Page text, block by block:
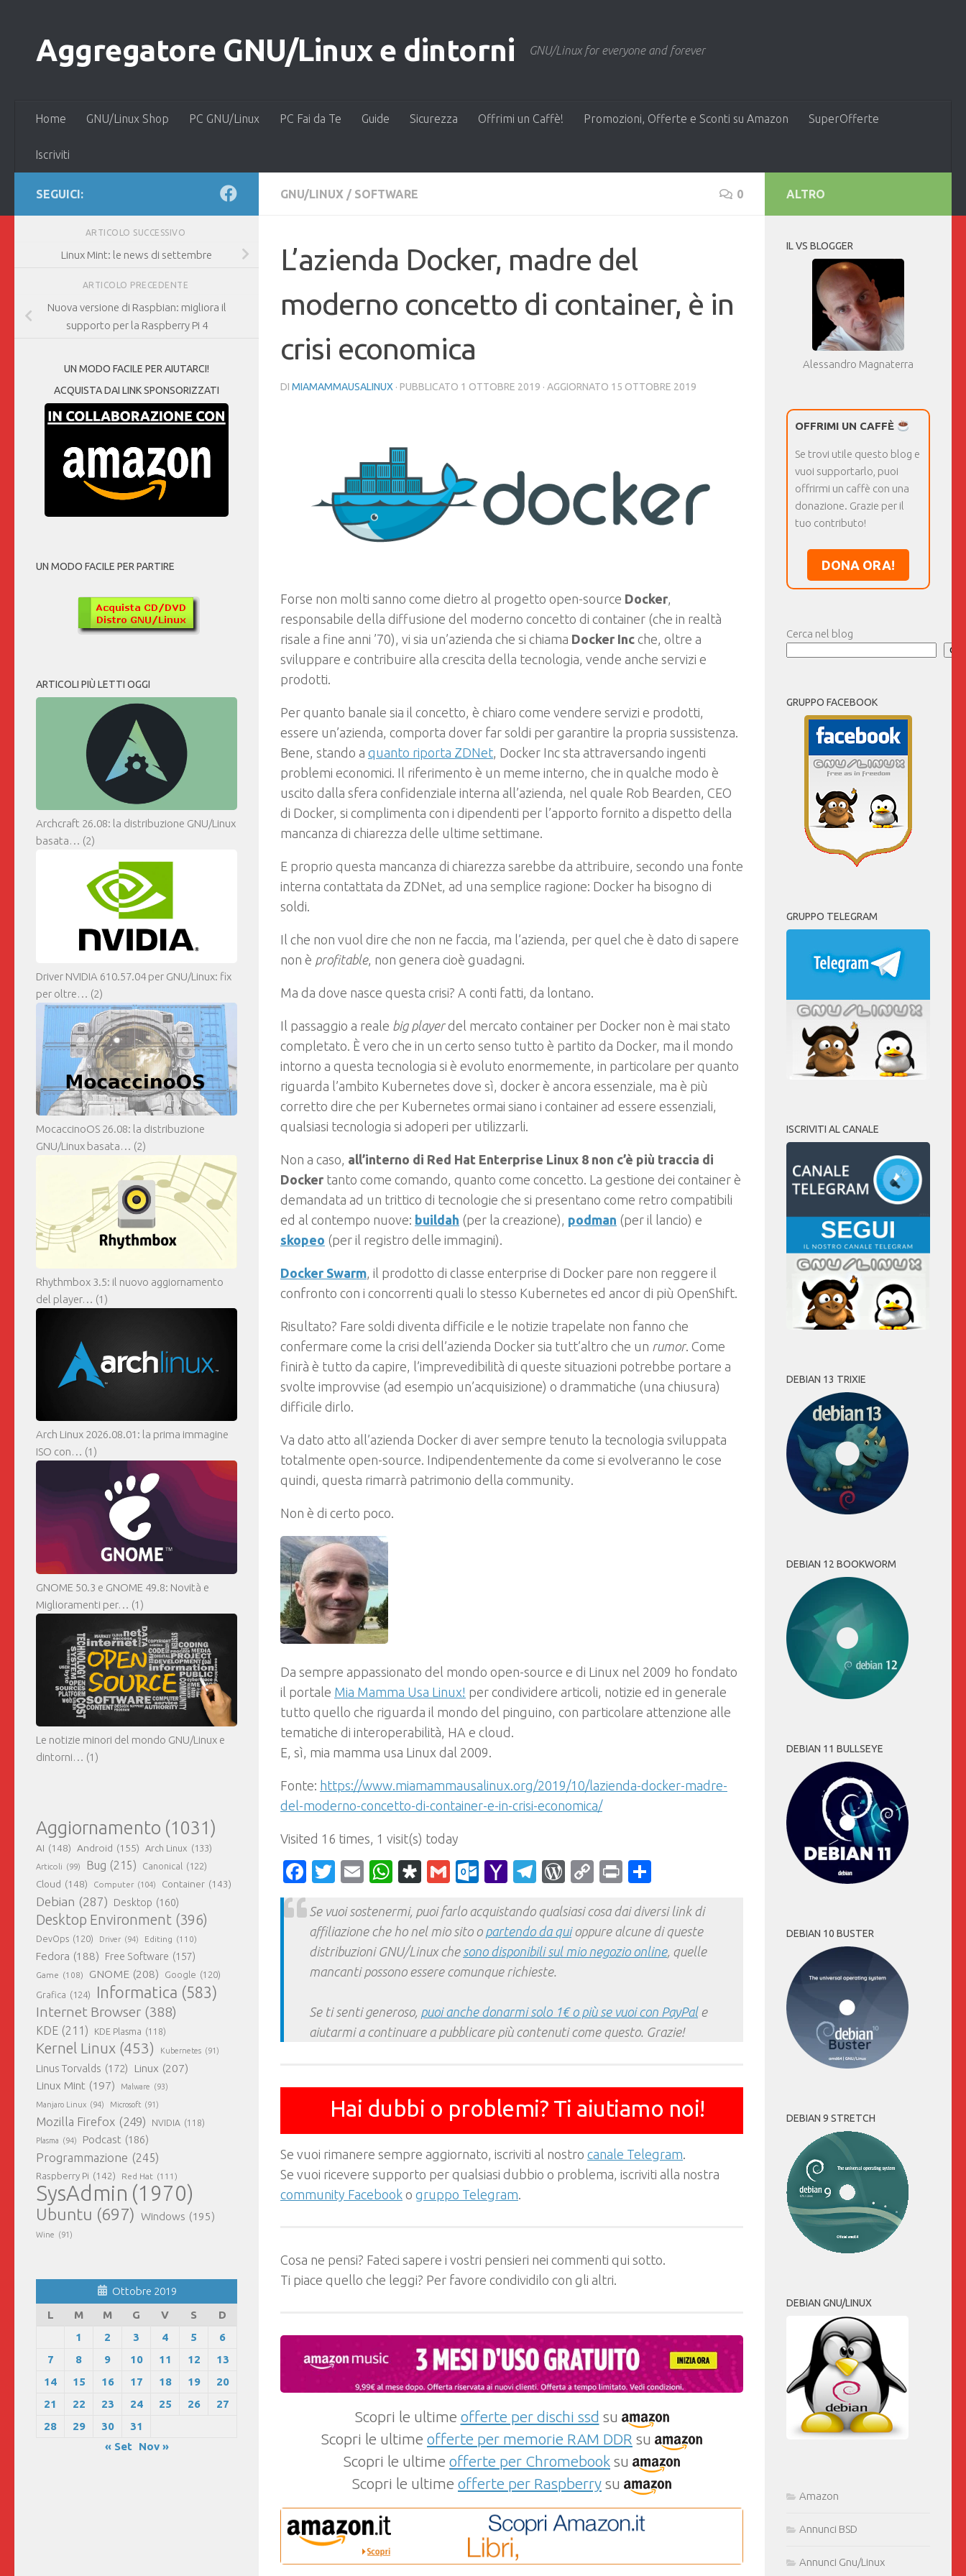
Aggregatore GNU/Linux e dintorni GNU/Linux for everyone and forever
Home GNU/Linux Shop PC GNU/Linux PC Fai da Te Guide Sicurezza Offrimi un Caffè! Promozioni, Offerte e Sconti su Amazon SuperOfferte
Iscriviti
GNU/LINUX / SOFTWARE 0
L’azienda Docker, madre del
moderno concetto di container, è in
crisi economica
DI MIAMAMMAUSALINUX · PUBBLICATO 1 OTTOBRE 2019 · AGGIORNATO 15 OTTOBRE 2019
Forse non molti sanno come dietro al progetto open-source Docker
responsabile della diffusione del moderno concetto di container (che in realtà
risale a fine anni ’70), vi sia un’azienda che si chiama Docker Inc che, oltre a
sviluppare e contribuire alla crescita della tecnologia, vende anche servizi e
prodotti.
Per quanto banale sia il concetto, è chiaro come vendere servizi e prodotti,
essere un’azienda, comporta dover far soldi per garantire la propria sussistenza.
Bene, stando a quanto riporta ZDNet , Docker Inc sta attraversando ingenti
problemi economici. Il riferimento è un meme interno, che in qualche modo è
uscito dalla sfera confidenziale interna all’azienda, nel quale Rob Bearden, CEO
di Docker, si complimenta con i dipendenti per l’apporto fornito a dispetto della
mancanza di chiarezza delle ultime settimane.
E proprio questa mancanza di chiarezza sarebbe da attribuire, secondo una fonte
interna contattata da ZDNet, ad una semplice ragione: Docker ha bisogno di
soldi.
Il che non vuol dire che non ne faccia, ma l’azienda, per quel che è dato di sapere
non è profitable, non genera cioè guadagni.
Ma da dove nasce questa crisi? A conti fatti, da lontano.
Il passaggio a reale big playerdel mercato container per Docker non è mai stato
completato. È vero che in un certo senso tutto è partito da Docker, ma il mondo
intorno a questa tecnologia si è evoluto enormemente, in particolare per quanto
riguarda l’ambito Kubernetes dove sì, docker è ancora essenziale, ma è più
corretto dire che per Kubernetes ormai siano i container ad essere essenziali,
qualsiasi tecnologia si adoperi per utilizzarli.
Non a caso, all’interno di Red Hat Enterprise Linux 8 non c’è più traccia di
Docker tanto come comando, quanto come concetto. La gestione dei container è
demandata ad un trittico di tecnologie che si presentano come retro compatibili
ed al contempo nuove: buildah (per la creazione), podman (per il lancio) e
skopeo (per il registro delle immagini).
Docker Swarm , il prodotto di classe enterprise di Docker pare non reggere il
confronto con i concorrenti quali lo stesso Kubernetes ed ancor di più OpenShift.
Risultato? Fare soldi diventa difficile e le notizie trapelate non fanno che
confermare come la crisi dell’azienda Docker sia tutt’altro che un rumor. Come
finirà è tutto da capire, l’imprevedibilità di queste situazioni potrebbe portare a
svolte improvvise (ad esempio un’acquisizione) o drammatiche (una chiusura)
difficile dirlo.
Va dato atto all’azienda Docker di aver sempre tenuto la tecnologia sviluppata
totalmente open-source. Indipendentemente da come si evolveranno le cose
quindi, questa rimarrà patrimonio della community.
Non è di certo poco.
Da sempre appassionato del mondo open-source e di Linux nel 2009 ho fondato
il portale Mia Mamma Usa Linux! per condividere articoli, notizie ed in generale
tutto quello che riguarda il mondo del pinguino, con particolare attenzione alle
tematiche di interoperabilità, HA e cloud.
E, sì, mia mamma usa Linux dal 2009.
Fonte: https://www.miamammausalinux.org/2019/10/lazienda-docker-madre-
del-moderno-concetto-di-container-e-in-crisi-economica/
Visited 16 times, 1 visit(s) today
Facebook
Twitter
EmailWhatsApp
Diaspora
GmailOutlook.com
YahooTelegram
WordPress
CopyPrint
Se vuoi sostenermi, puoi farlo acquistando qualsiasi cosa dai diversi link di
affiliazione che ho nel mio sito o partendo da quioppure alcune di queste
distribuzioni GNU/Linux che sono disponibili sul mio negozio online, quelle
mancanti possono essere comunque richieste.
Se ti senti generoso, puoi anche donarmi solo 1€ o più se vuoi con PayPale
aiutarmi a continuare a pubblicare più contenuti come questo. Grazie!
Hai dubbi o problemi? Ti aiutiamo noi!
Se vuoi rimanere sempre aggiornato, iscriviti al nostro canale Telegram.
Se vuoi ricevere supporto per qualsiasi dubbio o problema, iscriviti alla nostra
community Facebook o gruppo Telegram.
Cosa ne pensi? Fateci sapere i vostri pensieri nei commenti qui sotto.
Ti piace quello che leggi? Per favore condividilo con gli altri.
Scopri le ultime offerte per dischi ssd su
Scopri le ultime offerte per memorie RAM DDR su
Scopri le ultime offerte per Chromebook su
Scopri le ultime offerte per Raspberry su
SEGUICI:
ARTICOLO SUCCESSIVO
Linux Mint: le news di settembre
ARTICOLO PRECEDENTE
Nuova versione di Raspbian: migliora il
supporto per la Raspberry Pi 4
UN MODO FACILE PER AIUTARCI!
ACQUISTA DAI LINK SPONSORIZZATI
UN MODO FACILE PER PARTIRE
ARTICOLI PIÙ LETTI OGGI
Archcraft 26.08: la distribuzione GNU/Linux
basata… (2)
Driver NVIDIA 610.57.04 per GNU/Linux: fix
per oltre… (2)
MocaccinoOS 26.08: la distribuzione
GNU/Linux basata… (2)
Rhythmbox 3.5: il nuovo aggiornamento
del player… (1)
Arch Linux 2026.08.01: la prima immagine
ISO con… (1)
GNOME 50.3 e GNOME 49.8: Novità e
Miglioramenti per… (1)
Le notizie minori del mondo GNU/Linux e
dintorni… (1)
Aggiornamento (1031)
AI (148) Android (155) Arch Linux (133)
Articoli (99) Bug (215) Canonical (122)
Cloud (148) Computer (104) Container (143)
Debian (287) Desktop (160)
Desktop Environment (396)
DevOps (120) Driver (94) Editing (110)
Fedora (188) Free Software (157)
Game (108) GNOME (208) Google (120)
Grafica (124) Informatica (583)
Internet Browser (388)
KDE (211) KDE Plasma (118)
Kernel Linux (453) Kubernetes (91)
Linus Torvalds (172) Linux (207)
Linux Mint (197) Malware (93)
Manjaro Linux (94) Microsoft (91)
Mozilla Firefox (249) NVIDIA (118)
Plasma (94) Podcast (186)
Programmazione (245)
Raspberry Pi (142) Red Hat (111)
SysAdmin (1970)
Ubuntu (697) Windows (195)
Wine (91)
Ottobre 2019
L
M M G V S
D
1
2 3 4 5
6
7
8 9 10 11 12
13
14
15 16 17 18 19
20
21
22 23 24 25 26
27
28
29 30
31
« Set
Nov »
ALTRO
IL VS BLOGGER
Alessandro Magnaterra
OFFRIMI UN CAFFÈ
Se trovi utile questo blog e
vuoi supportarlo, puoi
offrirmi un caffè con una
donazione. Grazie per il
tuo contributo!
DONA ORA!
Cerca nel blog
GRUPPO FACEBOOK
GRUPPO TELEGRAM
ISCRIVITI AL CANALE
DEBIAN 13 TRIXIE
DEBIAN 12 BOOKWORM
DEBIAN 11 BULLSEYE
DEBIAN 10 BUSTER
DEBIAN 9 STRETCH
DEBIAN GNU/LINUX
Amazon
Annunci BSD
Annunci Gnu/Linux